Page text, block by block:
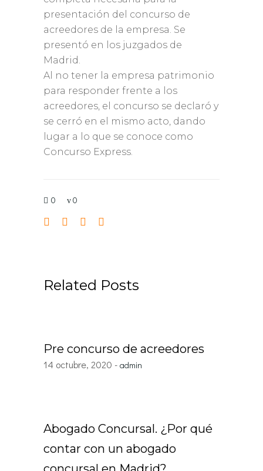
presentación del concurso de
acreedores de la empresa. Se
presentó en los juzgados de
Madrid.
Al no tener la empresa patrimonio
para responder frente a los
acreedores, el concurso se declaró y
se cerró en el mismo acto, dando
lugar a lo que se conoce como
Concurso Express.
0 0
Related Posts
Pre concurso de acreedores
14 octubre, 2020 admin
Abogado Concursal. ¿Por qué
contar con un abogado